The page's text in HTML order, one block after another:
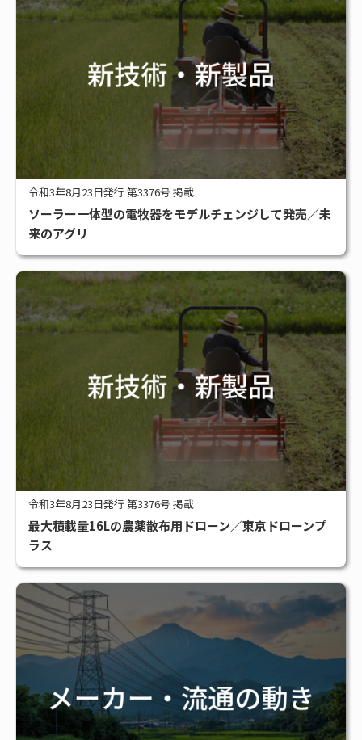
令和3年8月23日発行 第3376号 掲載
ソーラー一体型の電牧器をモデルチェンジして発売／未
来のアグリ
令和3年8月23日発行 第3376号 掲載
最大積載量16Lの農薬散布用ドローン／東京ドローンプ
ラス